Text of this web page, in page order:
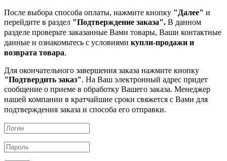
После выбора способа оплаты, нажмите кнопку "Далее" и
перейдите в раздел "Подтверждение заказа". В данном
разделе проверьте заказанные Вами товары, Ваши контактные
данные и ознакомьтесь с условиями купли-продажи и
возврата товара.
Для окончательного завершения заказа нажмите кнопку
"Подтвердить заказ". На Ваш электронный адрес придет
сообщение о приеме в обработку Вашего заказа. Менеджер
нашей компании в кратчайшие сроки свяжется с Вами для
подтверждения заказа и способа его отправки.